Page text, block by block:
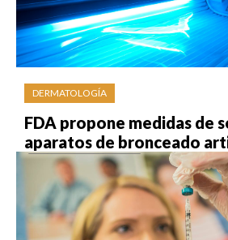
DERMATOLOGÍA
FDA propone medidas de
aparatos de bronceado